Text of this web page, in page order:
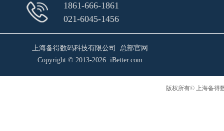
上海备得数码科技有限公司 总部官网
Copyright © 2013-2026 iBetter.com
1861-666-1861
021-6045-1456
版权所有© 上海备得